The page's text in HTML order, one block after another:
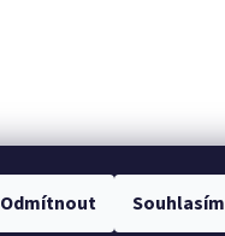
Odmítnout Souhlasím